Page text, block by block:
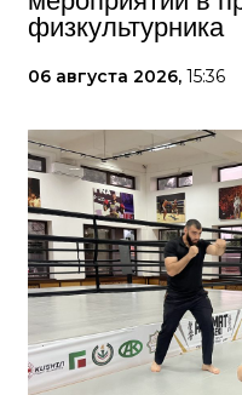
физкультурника
06 августа 2026, 15:36